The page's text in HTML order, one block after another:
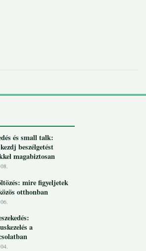
és small talk:
beszélgetést
magabiztosan
mire figyeljetek
otthonban
a